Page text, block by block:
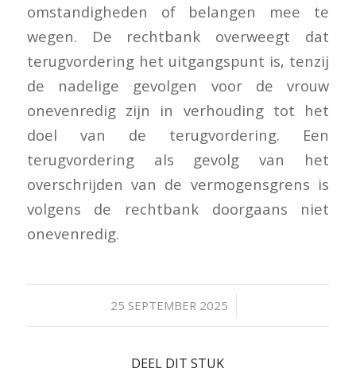
omstandigheden of belangen mee te
wegen. De rechtbank overweegt dat
terugvordering het uitgangspunt is, tenzij
de nadelige gevolgen voor de vrouw
onevenredig zijn in verhouding tot het
doel van de terugvordering. Een
terugvordering als gevolg van het
overschrijden van de vermogensgrens is
volgens de rechtbank doorgaans niet
onevenredig.
25 SEPTEMBER 2025
/
DEEL DIT STUK